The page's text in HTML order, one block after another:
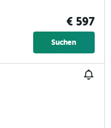
€ 597
Suchen